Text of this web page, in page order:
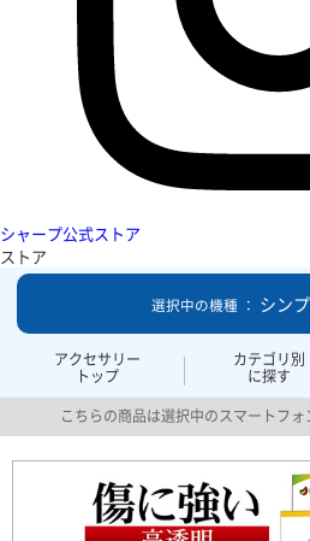
シャープ公式ストア
ストア
アクセサリー
トップ
カテゴリ別
に探す
選択中の機種 ： シン
こちらの商品は選択中のスマートフォ